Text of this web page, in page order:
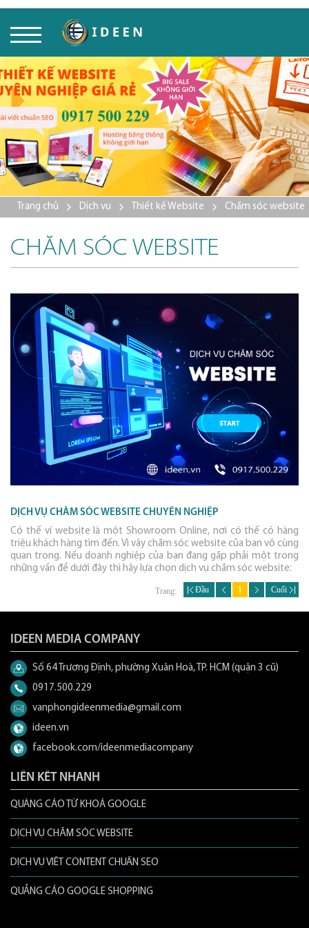
Trang chủ Dịch vụ Thiết kế Website Chăm sóc website
CHĂM SÓC WEBSITE
DỊCH VỤ CHĂM SÓC WEBSITE CHUYÊN NGHIỆP
Có thể ví website là một Showroom Online, nơi có thể có hàng
triệu khách hàng tìm đến. Vì vậy chăm sóc website của bạn vô cùng
quan trọng. Nếu doanh nghiệp của bạn đang gặp phải một trong
những vấn đề dưới đây thì hãy lựa chọn dịch vụ chăm sóc website:
Trang: Đầu 1 Cuối
IDEEN MEDIA COMPANY
Số 64 Trương Định, phường Xuân Hoà, TP. HCM (quận 3 cũ)
0917.500.229
vanphongideenmedia@gmail.com
ideen.vn
facebook.com/ideenmediacompany
LIÊN KẾT NHANH
QUẢNG CÁO TỪ KHOÁ GOOGLE
DỊCH VỤ CHĂM SÓC WEBSITE
DỊCH VỤ VIẾT CONTENT CHUẨN SEO
QUẢNG CÁO GOOGLE SHOPPING